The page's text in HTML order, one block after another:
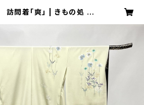
問着「爽」 | きもの処 凛